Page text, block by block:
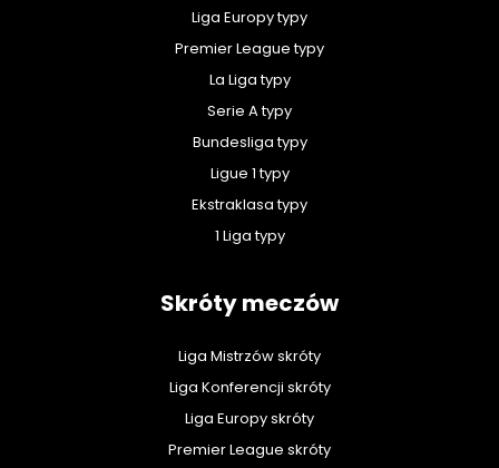
Liga Europy typy
Premier League typy
La Liga typy
Serie A typy
Bundesliga typy
Ligue 1 typy
Ekstraklasa typy
1 Liga typy
Skróty meczów
Liga Mistrzów skróty
Liga Konferencji skróty
Liga Europy skróty
Premier League skróty